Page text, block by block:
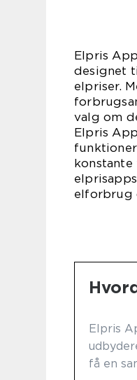
Elpris
designet
elpriser.
valg om
Elpris
elforbrug
Elpris
få en